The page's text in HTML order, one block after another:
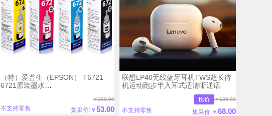
（特）爱普生（EPSON） T6721
6721原装墨水
打印机墨水T6721黑色墨水 原装￥299.00
不支持零售 集采价:￥ 53.00
联想LP40无线蓝牙耳机TWS超长待
机运动跑步半入耳式适清晰通话
￥128.00
不支持零售 集采价:￥ 68.00